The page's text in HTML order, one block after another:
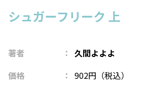
シュガーフリーク 上
著者
久間よよよ
価格
902円（税込）